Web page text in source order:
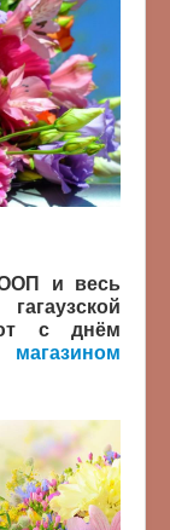
и весь
с днём
магазином